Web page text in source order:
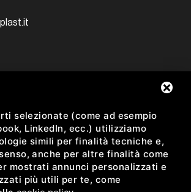
nostre proposte
sulla Newsletter *
selezionate (come ad esempio
LinkedIn, ecc.) utilizziamo
simili per finalità tecniche e,
anche per altre finalità come
mostrati annunci personalizzati e
più utili per te, come